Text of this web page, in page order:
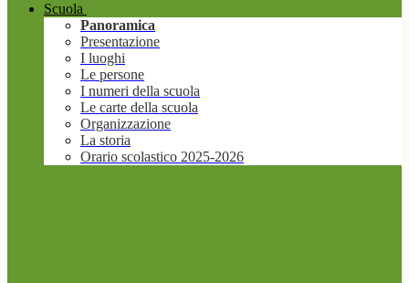
Scuola
Panoramica
Presentazione
I luoghi
Le persone
I numeri della scuola
Le carte della scuola
Organizzazione
La storia
Orario scolastico 2025-2026